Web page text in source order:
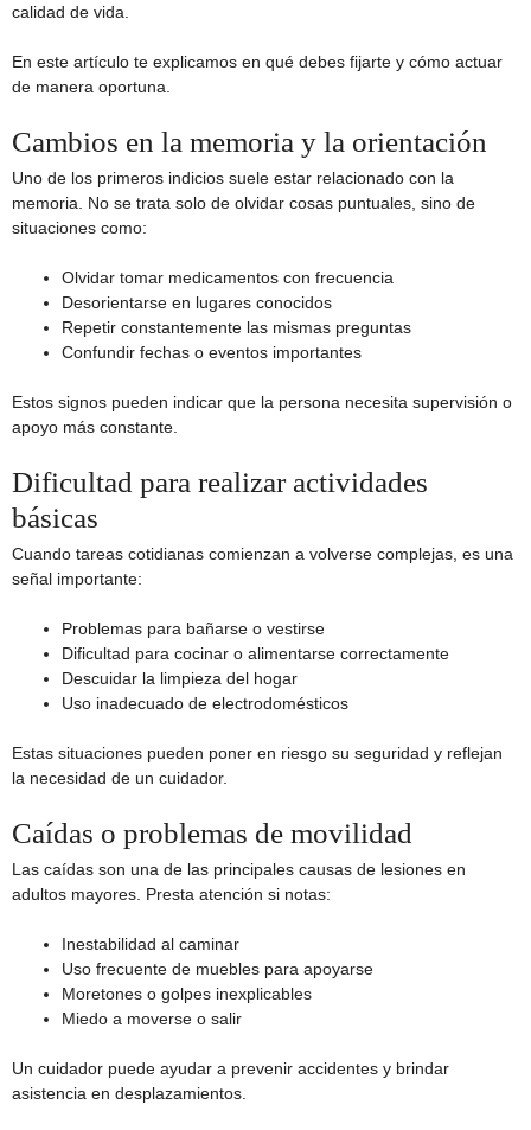
calidad de vida.
En este artículo te explicamos en qué debes fijarte y cómo actuar
de manera oportuna.
Cambios en la memoria y la orientación
Uno de los primeros indicios suele estar relacionado con la
memoria. No se trata solo de olvidar cosas puntuales, sino de
situaciones como:
Olvidar tomar medicamentos con frecuencia
Desorientarse en lugares conocidos
Repetir constantemente las mismas preguntas
Confundir fechas o eventos importantes
Estos signos pueden indicar que la persona necesita supervisión o
apoyo más constante.
Dificultad para realizar actividades
básicas
Cuando tareas cotidianas comienzan a volverse complejas, es una
señal importante:
Problemas para bañarse o vestirse
Dificultad para cocinar o alimentarse correctamente
Descuidar la limpieza del hogar
Uso inadecuado de electrodomésticos
Estas situaciones pueden poner en riesgo su seguridad y reflejan
la necesidad de un cuidador.
Caídas o problemas de movilidad
Las caídas son una de las principales causas de lesiones en
adultos mayores. Presta atención si notas:
Inestabilidad al caminar
Uso frecuente de muebles para apoyarse
Moretones o golpes inexplicables
Miedo a moverse o salir
Un cuidador puede ayudar a prevenir accidentes y brindar
asistencia en desplazamientos.